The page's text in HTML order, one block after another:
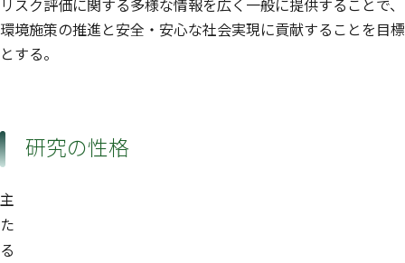
リスク評価に関する多様な情報を広く一般に提供することで、
環境施策の推進と安全・安心な社会実現に貢献することを目標
とする。
研究の性格
主
た
る